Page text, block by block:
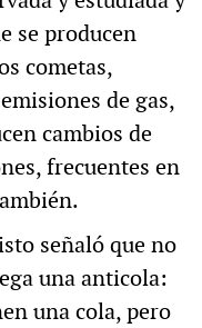
se producen
cometas,
de gas,
cambios de
frecuentes en
señaló que no
una anticola:
una cola, pero